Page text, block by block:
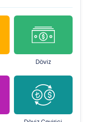
Döviz